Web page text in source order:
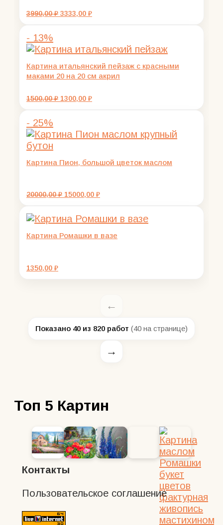
3990,00₽ Первоначальная
3333,00 ₽Текущая
- 13%
Картина итальянский пейзаж с красными
маками 20 на 20 см акрил
1500,00₽ Первоначальная
1300,00 ₽Текущая
- 25%
Картина Пион, большой цветок маслом
20000,00₽ Первоначальная
20000,00 ₽.
15000,00 ₽Текущая
Картина Ромашки в вазе
1350,00 ₽
Показано 40 из 820 работ (40 на странице)
Топ 5 Картин
Контакты
Пользовательское соглашение